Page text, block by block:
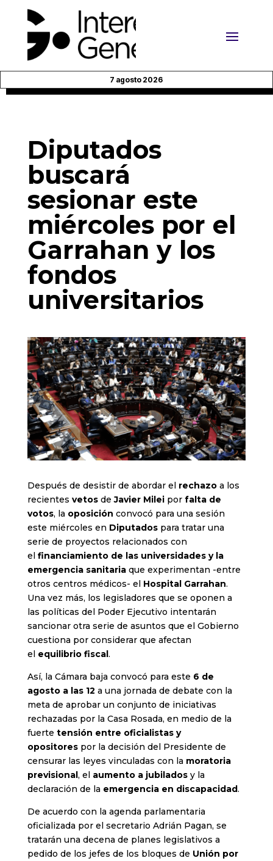
7 agosto 2026
Diputados
buscará
sesionar este
miércoles por el
Garrahan y los
fondos
universitarios
Después de desistir de abordar elrechazo a los
recientes vetos deJavier Mileiporfalta de
votos, la oposición convocó para una sesión
este miércoles en Diputados para tratar una
serie de proyectos relacionados con
elfinanciamiento de las universidades y la
emergencia sanitariaque experimentan -entre
otros centros médicos- el Hospital Garrahan.
Una vez más, los legisladores que se oponen a
las políticas del Poder Ejecutivo intentarán
sancionar otra serie de asuntos que el Gobierno
cuestiona por considerar que afectan
el equilibrio fiscal.
Así, la Cámara baja convocó para este 6 de
agosto a las 12 a una jornada de debate con la
meta de aprobar un conjunto de iniciativas
rechazadas por la Casa Rosada, en medio de la
fuerte tensión entre oficialistas y
opositorespor la decisión del Presidente de
censurar las leyes vinculadas con la moratoria
previsional, el aumento a jubiladosy la
declaración de la emergencia en discapacidad.
De acuerdo con la agenda parlamentaria
oficializada por el secretario Adrián Pagan, se
tratarán una decena de planes legislativos a
pedido de los jefes de los bloques de Unión por